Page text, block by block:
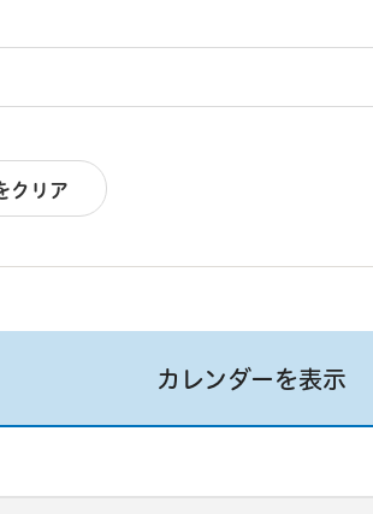
クリア
カレンダーを表示